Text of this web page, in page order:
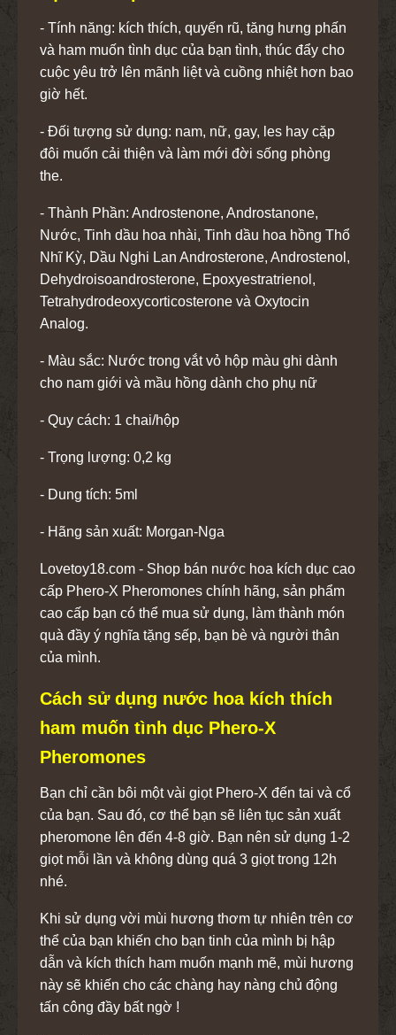
- Tính năng: kích thích, quyến rũ, tăng hưng phấn
và ham muốn tình dục của bạn tình, thúc đẩy cho
cuộc yêu trở lên mãnh liệt và cuồng nhiệt hơn bao
giờ hết.
- Đối tượng sử dụng: nam, nữ, gay, les hay cặp
đôi muốn cải thiện và làm mới đời sống phòng
the.
- Thành Phần: Androstenone, Androstanone,
Nước, Tinh dầu hoa nhài, Tinh dầu hoa hồng Thổ
Nhĩ Kỳ, Dầu Nghi Lan Androsterone, Androstenol,
Dehydroisoandrosterone, Epoxyestratrienol,
Tetrahydrodeoxycorticosterone và Oxytocin
Analog.
- Màu sắc: Nước trong vắt vỏ hộp màu ghi dành
cho nam giới và mầu hồng dành cho phụ nữ
- Quy cách: 1 chai/hộp
- Trọng lượng: 0,2 kg
- Dung tích: 5ml
- Hãng sản xuất: Morgan-Nga
Lovetoy18.com - Shop bán nước hoa kích dục cao
cấp Phero-X Pheromones chính hãng, sản phẩm
cao cấp bạn có thể mua sử dụng, làm thành món
quà đầy ý nghĩa tặng sếp, bạn bè và người thân
của mình.
Cách sử dụng nước hoa kích thích
ham muốn tình dục Phero-X
Pheromones
Bạn chỉ cần bôi một vài giọt Phero-X đến tai và cổ
của bạn. Sau đó, cơ thể bạn sẽ liên tục sản xuất
pheromone lên đến 4-8 giờ. Bạn nên sử dụng 1-2
giọt mỗi lần và không dùng quá 3 giọt trong 12h
nhé.
Khi sử dụng vời mùi hương thơm tự nhiên trên cơ
thể của bạn khiến cho bạn tinh của mình bị hập
dẫn và kích thích ham muốn mạnh mẽ, mùi hương
này sẽ khiến cho các chàng hay nàng chủ động
tấn công đầy bất ngờ !